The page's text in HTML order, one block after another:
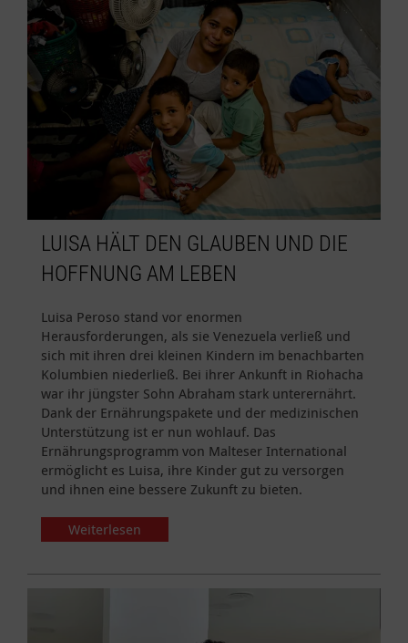
LUISA HÄLT DEN GLAUBEN UND DIE
HOFFNUNG AM LEBEN
Luisa Peroso stand vor enormen
Herausforderungen, als sie Venezuela verließ und
sich mit ihren drei kleinen Kindern im benachbarten
Kolumbien niederließ. Bei ihrer Ankunft in Riohacha
war ihr jüngster Sohn Abraham stark unterernährt.
Dank der Ernährungspakete und der medizinischen
Unterstützung ist er nun wohlauf. Das
Ernährungsprogramm von Malteser International
ermöglicht es Luisa, ihre Kinder gut zu versorgen
und ihnen eine bessere Zukunft zu bieten.
Weiterlesen